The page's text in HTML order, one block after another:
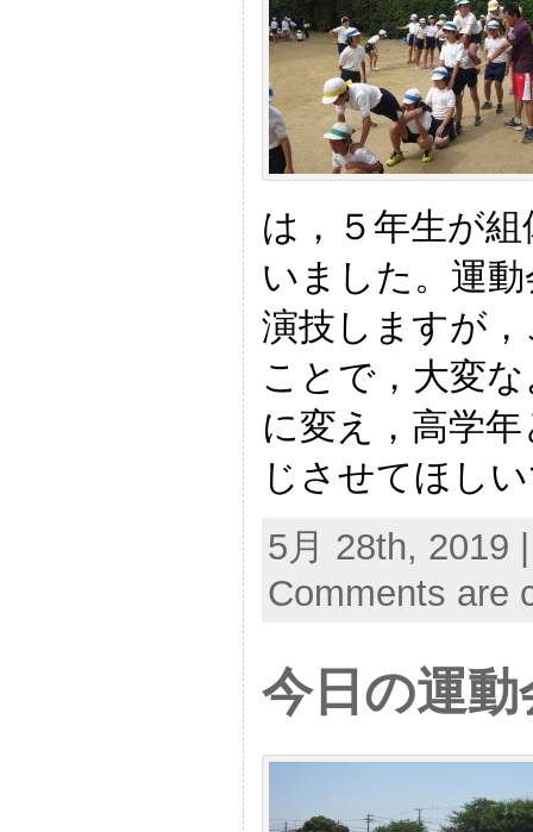
は，５年生が
いました。運
演技しますが
ことで，大変
に変え，高学
じさせてほし
5月 28th, 2019
Comments are
今日の運動